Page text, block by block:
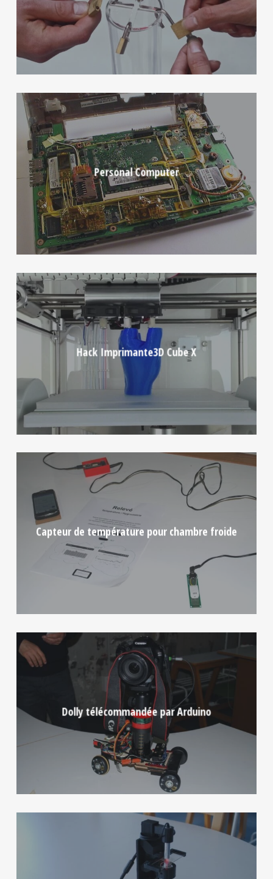
Personal Computer
Hack Imprimante3D Cube X
Capteur de température pour chambre froide
Dolly télécommandée par Arduino